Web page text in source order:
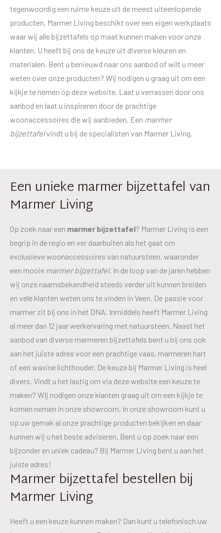
tegenwoordig een ruime keuze uit de meest uiteenlopende
producten. Marmer Living beschikt over een eigen werkplaats
waar wij alle bijzettafels op maat kunnen maken voor onze
klanten. U heeft bij ons de keuze uit diverse kleuren en
materialen. Bent u benieuwd naar ons aanbod of wilt u meer
weten over onze producten? Wij nodigen u graag uit om een
kijkje te nemen op deze website. Laat u verrassen door ons
aanbod en laat u inspireren door de prachtige
woonaccessoires die wij aanbieden. Een marmer
bijzettafelvindt u bij de specialisten van Marmer Living.
Een unieke marmer bijzettafel van
Marmer Living
Op zoek naar een marmer bijzettafel? Marmer Living is een
begrip in de regio en ver daarbuiten als het gaat om
exclusieve woonaccessoires van natuursteen. waaronder
een mooie marmer bijzettafel. In de loop van de jaren hebben
wij onze naamsbekendheid steeds verder uit kunnen breiden
en vele klanten weten ons te vinden in Veen. De passie voor
marmer zit bij ons in het DNA. Inmiddels heeft Marmer Living
al meer dan 12 jaar werkervaring met natuursteen. Naast het
aanbod van diverse marmeren bijzettafels bent u bij ons ook
aan het juiste adres voor een prachtige vaas, marmeren hart
of een waxine lichthouder. De keuze bij Marmer Living is heel
divers. Vindt u het lastig om via deze website een keuze te
maken? Wij nodigen onze klanten graag uit om een kijkje te
komen nemen in onze showroom. In onze showroom kunt u
op uw gemak al onze prachtige producten bekijken en daar
kunnen wij u het beste adviseren. Bent u op zoek naar een
bijzonder en uniek cadeau? Bij Marmer Living bent u aan het
juiste adres!
Marmer bijzettafel bestellen bij
Marmer Living
Heeft u een keuze kunnen maken? Dan kunt u telefonisch uw